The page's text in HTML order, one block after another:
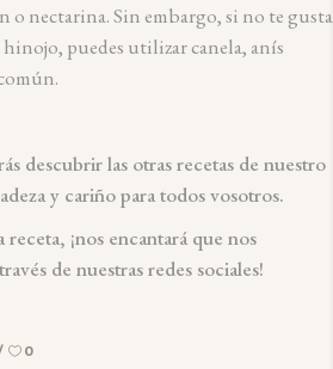
o nectarina. Sin embargo, si no te gusta
hinojo, puedes utilizar canela, anís
descubrir las otras recetas de nuestro
y cariño para todos vosotros.
receta, ¡nos encantará que nos
de nuestras redes sociales!
0